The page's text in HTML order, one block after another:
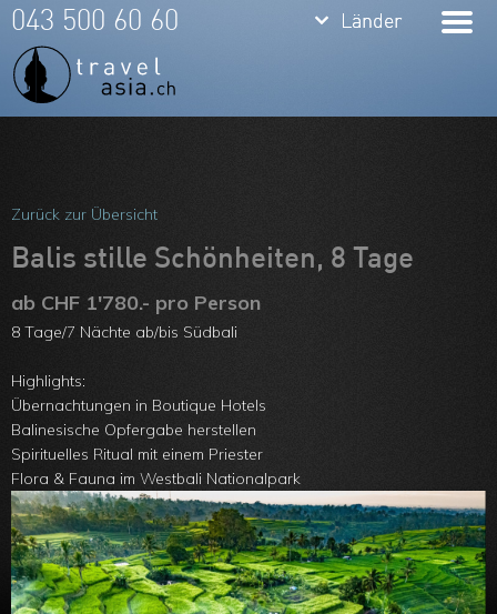
Team
Über uns
Feedbacks
Kontakt
ARVB
keyboard_arrow_down Länder
Laos
Hongkong
keyboard_arrow_down Länder
043 500 60 60
Zurück zur Übersicht
Balis stille Schönheiten, 8 Tage
ab CHF 1'780.- pro Person
8 Tage/7 Nächte ab/bis Südbali
Highlights:
Übernachtungen in Boutique Hotels
Balinesische Opfergabe herstellen
Spirituelles Ritual mit einem Priester
Flora & Fauna im Westbali Nationalpark